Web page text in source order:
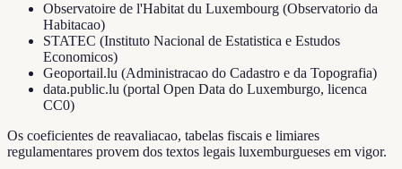
Observatoire de l'Habitat du Luxembourg (Observatorio da
Habitacao)
STATEC (Instituto Nacional de Estatistica e Estudos
Economicos)
Geoportail.lu (Administracao do Cadastro e da Topografia)
data.public.lu (portal Open Data do Luxemburgo, licenca
CC0)
Os coeficientes de reavaliacao, tabelas fiscais e limiares
regulamentares provem dos textos legais luxemburgueses em vigor.